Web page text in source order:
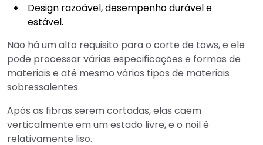
Design razoável, desempenho durável e
estável.
Não há um alto requisito para o corte de tows, e ele
pode processar várias especificações e formas de
materiais e até mesmo vários tipos de materiais
sobressalentes.
Após as fibras serem cortadas, elas caem
verticalmente em um estado livre, e o noil é
relativamente liso.